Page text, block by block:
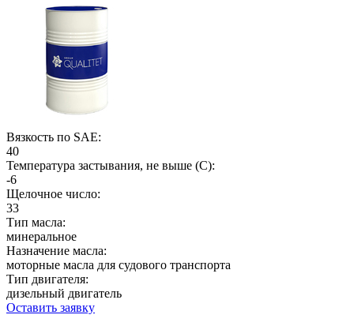
Вязкость по SAE:
40
Температура застывания, не выше (С):
-6
Щелочное число:
33
Тип масла:
минеральное
Назначение масла:
моторные масла для судового транспорта
Тип двигателя:
дизельный двигатель
Оставить заявку